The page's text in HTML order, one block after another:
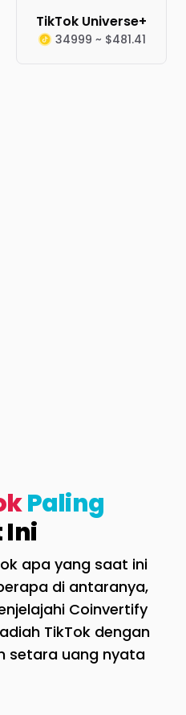
TikTok Universe+
34999 ~ $481.41
Paling
Ini
apa yang saat ini
di antaranya,
Coinvertify
TikTok dengan
setara uang nyata